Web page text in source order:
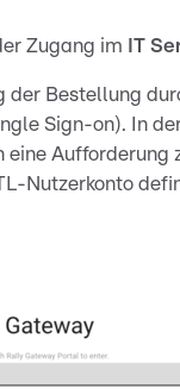
Zugang im IT
der Bestellung
Sign-on). In
eine Aufforderung
Nutzerkonto